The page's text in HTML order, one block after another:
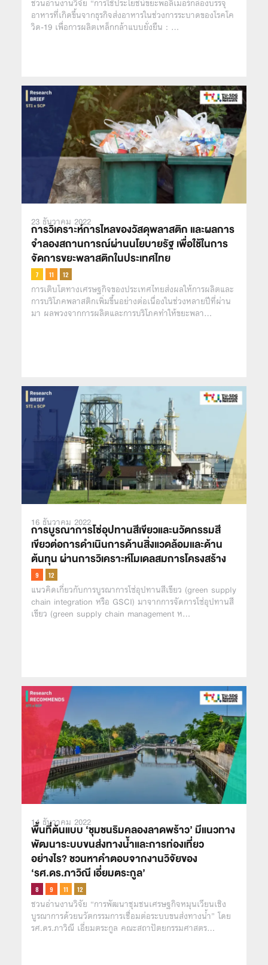
ชวนอ่านงานวิจัย “การใช้ประโยชน์ขยะพอลิเมอร์กล่องบรรจุ
อาหารที่เกิดขึ้นจากธุรกิจส่งอาหารในช่วงการระบาดของโรคโค
วิด-19 เพื่อการผลิตเหล็กกล้าแบบยั่งยืน : …
23 ธันวาคม 2022
การวิเคราะห์การไหลของวัสดุพลาสติก และผลการ
จำลองสถานการณ์ผ่านนโยบายรัฐ เพื่อใช้ในการ
จัดการขยะพลาสติกในประเทศไทย
การเติบโตทางเศรษฐกิจของประเทศไทยส่งผลให้การผลิตและ
การบริโภคพลาสติกเพิ่มขึ้นอย่างต่อเนื่องในช่วงหลายปีที่ผ่าน
มา ผลพวงจากการผลิตและการบริโภคทำให้ขยะพลา…
16 ธันวาคม 2022
การบูรณาการโซ่อุปทานสีเขียวและนวัตกรรมสี
เขียวต่อการดำเนินการด้านสิ่งแวดล้อมและด้าน
ต้นทุน ผ่านการวิเคราะห์โมเดลสมการโครงสร้าง
แนวคิดเกี่ยวกับการบูรณาการโซ่อุปทานสีเขียว (green supply
chain integration หรือ GSCI) มาจากการจัดการโซ่อุปทานสี
เขียว (green supply chain management ห…
14 ธันวาคม 2022
พื้นที่ต้นแบบ ‘ชุมชนริมคลองลาดพร้าว’ มีแนวทาง
พัฒนาระบบขนส่งทางน้ำและการท่องเที่ยว
อย่างไร? ชวนหาคำตอบจากงานวิจัยของ
‘รศ.ดร.ภาวิณี เอี่ยมตระกูล’
ชวนอ่านงานวิจัย “การพัฒนาชุมชนเศรษฐกิจหมุนเวียนเชิง
บูรณาการด้วยนวัตกรรมการเชื่อมต่อระบบขนส่งทางน้ำ” โดย
รศ.ดร.ภาวิณี เอี่ยมตระกูล คณะสถาปัตยกรรมศาสตร…